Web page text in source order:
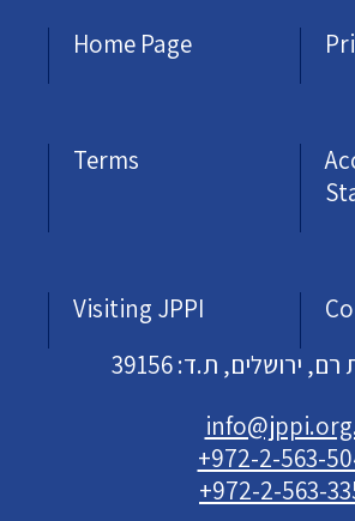
Home Page
Terms
Visiting JPPI
ירושלים, ת.ד: 39156
+972-2-563-
+972-2-563-